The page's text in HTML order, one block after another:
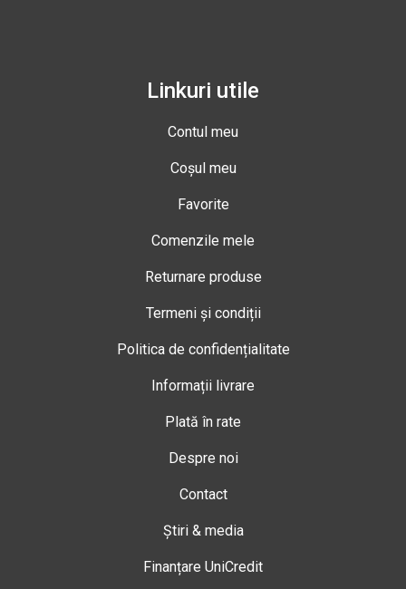
Linkuri utile
Contul meu
Coșul meu
Favorite
Comenzile mele
Returnare produse
Termeni și condiții
Politica de confidențialitate
Informații livrare
Plată în rate
Despre noi
Contact
Știri & media
Finanțare UniCredit